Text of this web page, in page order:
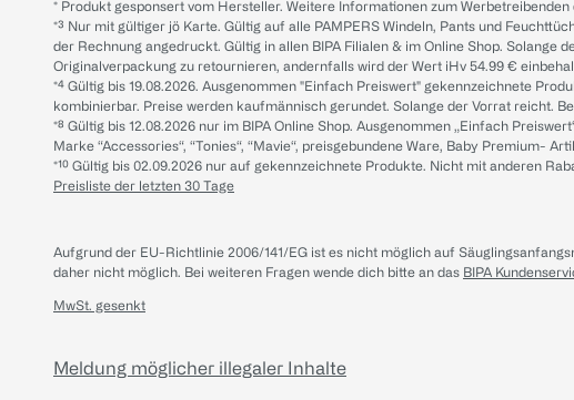
* Produkt gesponsert vom Hersteller. Weitere Informationen zum
*³ Nur mit gültiger jö Karte. Gültig auf alle PAMPERS Windeln, Pants und
der Rechnung angedruckt. Gültig in allen BIPA Filialen & im Online Shop.
Originalverpackung zu retournieren, andernfalls wird der Wert iHv 54.99 €
*⁴ Gültig bis 19.08.2026. Ausgenommen "Einfach Preiswert" gekennzeichnete
kombinierbar. Preise werden kaufmännisch gerundet. Solange der Vorrat reicht.
*⁸ Gültig bis 12.08.2026 nur im BIPA Online Shop. Ausgenommen „Einfach
Marke “Accessories“, “Tonies“, “Mavie“, preisgebundene Ware, Baby Premium-
*¹⁰ Gültig bis 02.09.2026 nur auf gekennzeichnete Produkte. Nicht mit anderen
Preisliste der letzten 30 Tage
Aufgrund der EU-Richtlinie 2006/141/EG ist es nicht möglich auf
daher nicht möglich. Bei weiteren Fragen wende dich bitte an das BIPA
MwSt. gesenkt
Meldung möglicher illegaler Inhalte